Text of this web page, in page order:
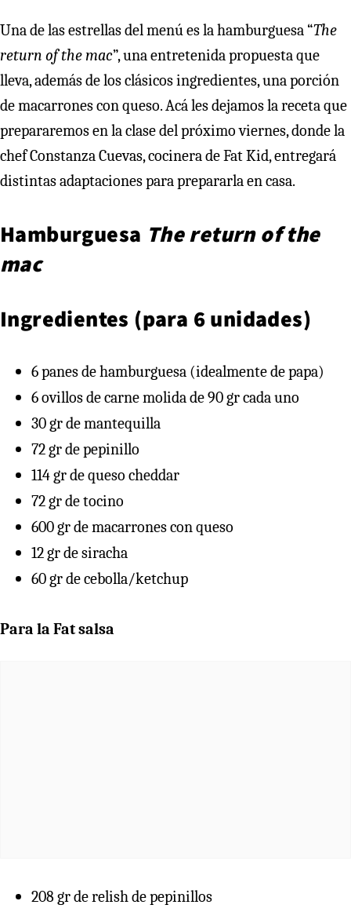
Una de las estrellas del menú es la hamburguesa “The
return of the mac”, una entretenida propuesta que
lleva, además de los clásicos ingredientes, una porción
de macarrones con queso. Acá les dejamos la receta que
prepararemos en la clase del próximo viernes, donde la
chef Constanza Cuevas, cocinera de Fat Kid, entregará
distintas adaptaciones para prepararla en casa.
Hamburguesa The return of the
mac
Ingredientes (para 6 unidades)
6 panes de hamburguesa (idealmente de papa)
6 ovillos de carne molida de 90 gr cada uno
30 gr de mantequilla
72 gr de pepinillo
114 gr de queso cheddar
72 gr de tocino
600 gr de macarrones con queso
12 gr de siracha
60 gr de cebolla/ketchup
Para la Fat salsa
208 gr de relish de pepinillos